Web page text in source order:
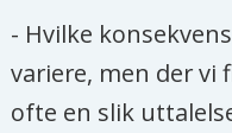
- Hvilke
variere, men der
ofte en slik